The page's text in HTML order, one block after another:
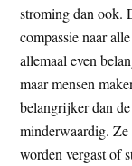
stroming dan ook.
compassie naar
allemaal even
maar mensen
belangrijker dan
minderwaardig. Ze
worden vergast of